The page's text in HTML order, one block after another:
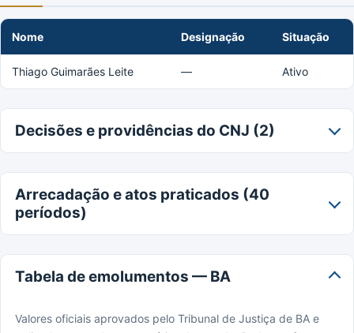
Nome Designação Situação
Thiago Guimarães Leite — Ativo
Decisões e providências do CNJ (2)
Arrecadação e atos praticados (40
períodos)
Tabela de emolumentos — BA
Valores oficiais aprovados pelo Tribunal de Justiça de BA e